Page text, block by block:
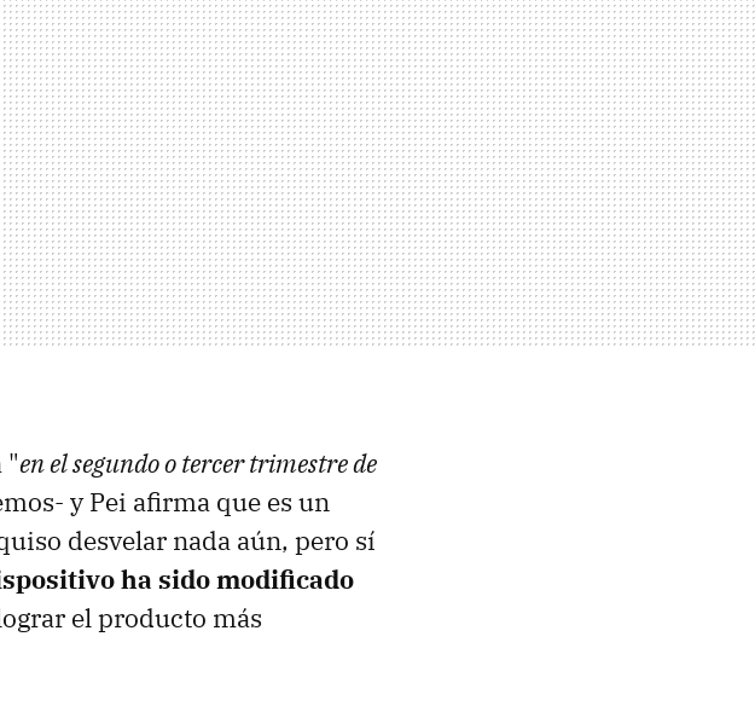
"en el segundo o tercer trimestre de
y Pei afirma que es un
desvelar nada aún, pero sí
ha sido modificado
el producto más